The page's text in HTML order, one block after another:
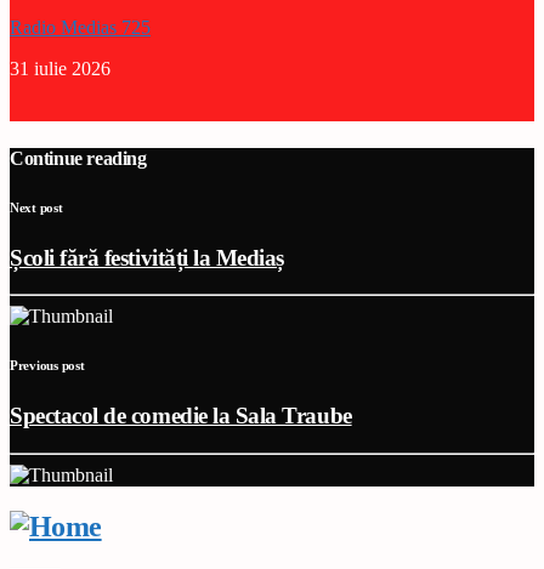
Radio Medias 725
31 iulie 2026
Continue reading
Next post
Școli fără festivități la Mediaș
Previous post
Spectacol de comedie la Sala Traube